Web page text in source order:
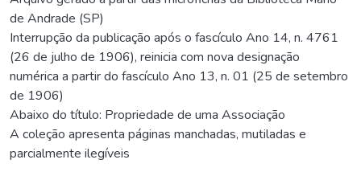
de Andrade (SP)
Interrupção da publicação após o fascículo Ano 14, n. 4761
(26 de julho de 1906), reinicia com nova designação
numérica a partir do fascículo Ano 13, n. 01 (25 de setembro
de 1906)
Abaixo do título: Propriedade de uma Associação
A coleção apresenta páginas manchadas, mutiladas e
parcialmente ilegíveis